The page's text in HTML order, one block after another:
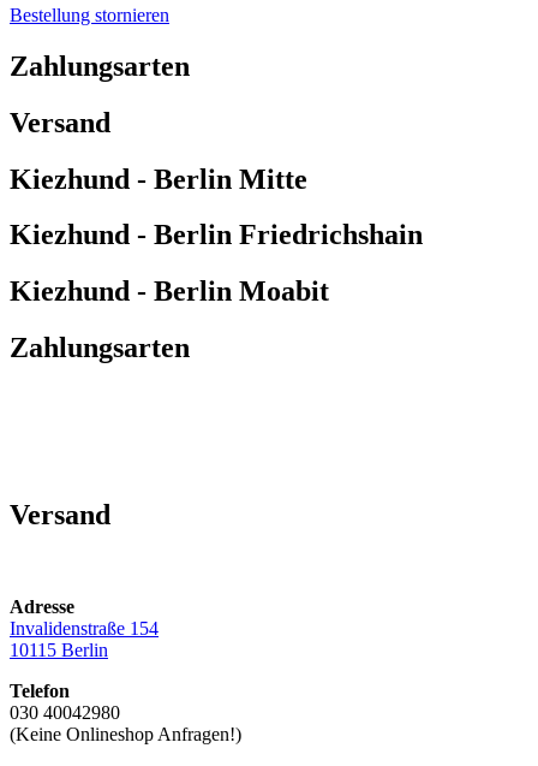
Bestellung stornieren
Zahlungsarten
Versand
Kiezhund - Berlin Mitte
Kiezhund - Berlin Friedrichshain
Kiezhund - Berlin Moabit
Zahlungsarten
Versand
Adresse
Invalidenstraße 154
10115 Berlin
Telefon
030 40042980
(Keine Onlineshop Anfragen!)